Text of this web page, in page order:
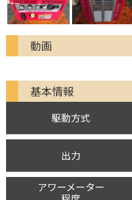
動画
基本情報
駆動方式
出力
アワーメーター